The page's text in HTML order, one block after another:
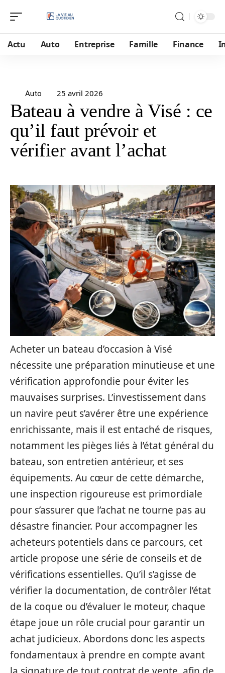
Actu Auto Entreprise Famille Finance
Auto 25 avril 2026
Bateau à vendre à Visé : ce
qu’il faut prévoir et
vérifier avant l’achat
Acheter un bateau d’occasion à Visé
nécessite une préparation minutieuse et une
vérification approfondie pour éviter les
mauvaises surprises. L’investissement dans
un navire peut s’avérer être une expérience
enrichissante, mais il est entaché de risques,
notamment les pièges liés à l’état général du
bateau, son entretien antérieur, et ses
équipements. Au cœur de cette démarche,
une inspection rigoureuse est primordiale
pour s’assurer que l’achat ne tourne pas au
désastre financier. Pour accompagner les
acheteurs potentiels dans ce parcours, cet
article propose une série de conseils et de
vérifications essentielles. Qu’il s’agisse de
vérifier la documentation, de contrôler l’état
de la coque ou d’évaluer le moteur, chaque
étape joue un rôle crucial pour garantir un
achat judicieux. Abordons donc les aspects
fondamentaux à prendre en compte avant